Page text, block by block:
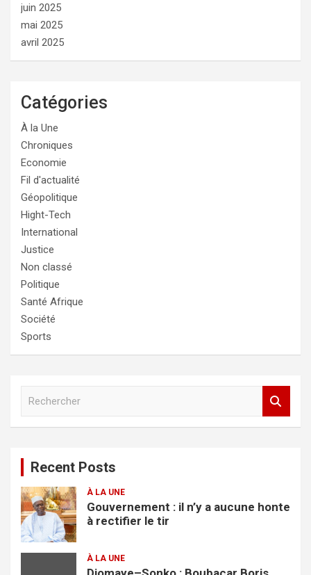
juin 2025
mai 2025
avril 2025
Catégories
À la Une
Chroniques
Economie
Fil d'actualité
Géopolitique
Hight-Tech
International
Justice
Non classé
Politique
Santé Afrique
Société
Sports
c
h
e
r
Recent Posts
À LA UNE
Gouvernement : il n’y a aucune honte
à rectifier le tir
À LA UNE